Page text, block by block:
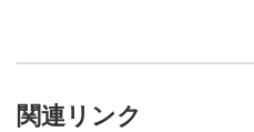
関連リンク